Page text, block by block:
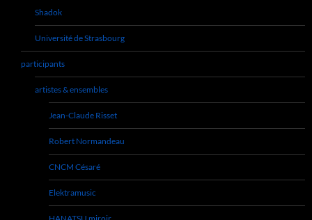
Shadok
Université de Strasbourg
participants
artistes & ensembles
Jean-Claude Risset
Robert Normandeau
CNCM Césaré
Elektramusic